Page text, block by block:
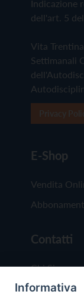
Indicazione
dell'art. 5
Vita
Settimanali
E-Shop
Vendita
Contatti
Chi Siamo
Redazione
Informativa